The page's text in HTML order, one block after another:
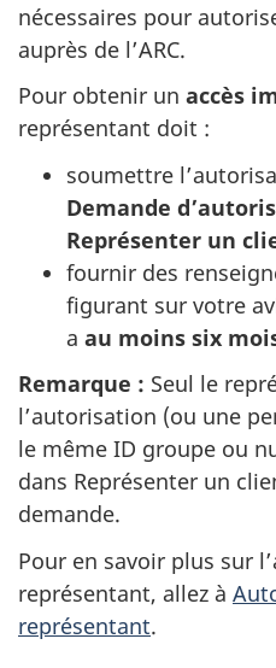
nécessaires pour
auprès de l’ARC.
Pour obtenir un accès
représentant doit :
soumettre
Demande
Représenter un
fournir des
figurant sur votre
a au moins six
Remarque : Seul le
l’autorisation (ou une
le même ID groupe ou
dans Représenter un
demande.
Pour en savoir plus sur
représentant, allez à
représentant.